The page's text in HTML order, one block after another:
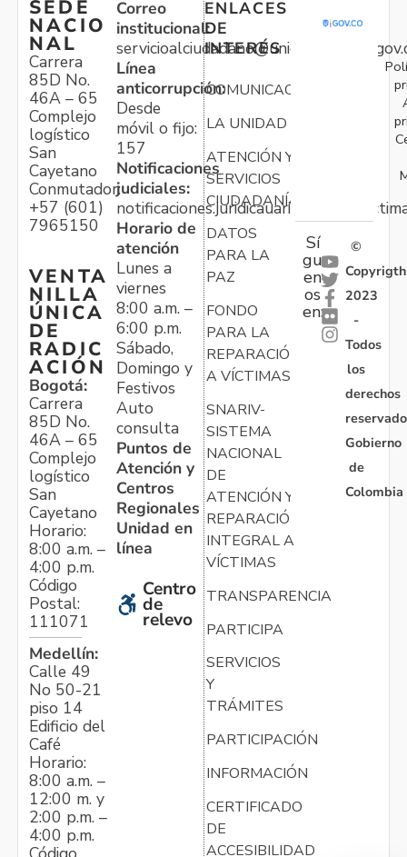
SEDE
NACIO
NAL
Carrera
85D No.
46A – 65
Complejo
logístico
San
Cayetano
Conmutador:
+57 (601)
7965150
VENTA
NILLA
ÚNICA
DE
RADIC
ACIÓN
Bogotá:
Carrera
85D No.
46A – 65
Complejo
logístico
San
Cayetano
Horario:
8:00 a.m. –
4:00 p.m.
Código
Postal:
111071
Medellín:
Calle 49
No 50-21
piso 14
Edificio del
Café
Horario:
8:00 a.m. –
12:00 m. y
2:00 p.m. –
4:00 p.m.
Correo
institucional:
Línea
anticorrupción:
Desde
móvil o fijo:
157
Notificaciones
judiciales:
Horario de
atención
Lunes a
viernes
8:00 a.m. –
6:00 p.m.
Sábado,
Domingo y
Festivos
Auto
consulta
Puntos de
Atención y
Centros
Regionales
Unidad en
línea
Centro
de
relevo
ENLACES
DE
INTERÉS
COMUNICACIONES
LA UNIDAD
ATENCIÓN Y
SERVICIOS
CIUDADANÍA
DATOS
PARA LA
PAZ
FONDO
PARA LA
REPARACIÓN
A VÍCTIMAS
SNARIV-
SISTEMA
NACIONAL
DE
ATENCIÓN Y
REPARACIÓN
INTEGRAL A
VÍCTIMAS
TRANSPARENCIA
PARTICIPA
SERVICIOS
Y
TRÁMITES
PARTICIPACIÓN
INFORMACIÓN
CERTIFICADO
DE
ACCESIBILIDAD
Sí
gu
en
os
en:
©
Copyrigth
2023
-
Todos
los
derechos
Gobierno
de
Colombia